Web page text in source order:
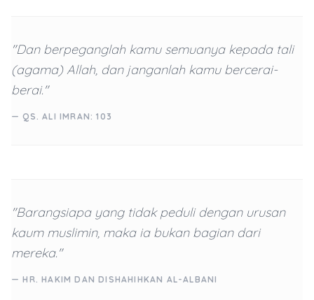
"Dan berpeganglah kamu semuanya kepada tali
(agama) Allah, dan janganlah kamu bercerai-
berai."
— QS. ALI IMRAN: 103
"Barangsiapa yang tidak peduli dengan urusan
kaum muslimin, maka ia bukan bagian dari
mereka."
— HR. HAKIM DAN DISHAHIHKAN AL-ALBANI